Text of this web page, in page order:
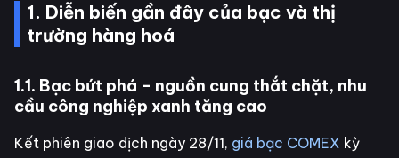
1. Diễn biến gần đây của bạc và thị
trường hàng hoá
1.1. Bạc bứt phá – nguồn cung thắt chặt, nhu
cầu công nghiệp xanh tăng cao
Kết phiên giao dịch ngày 28/11, giá bạc COMEX kỳ